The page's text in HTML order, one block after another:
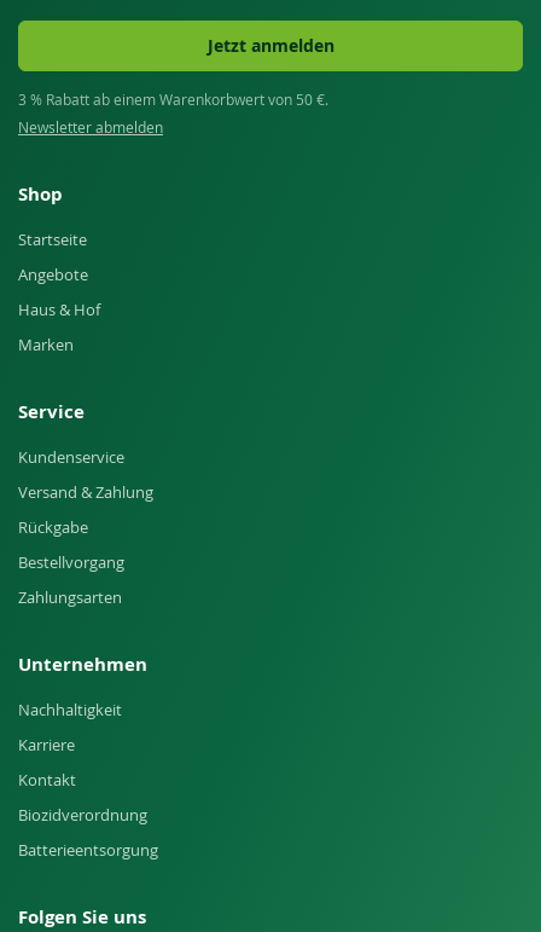
Jetzt anmelden
3 % Rabatt ab einem Warenkorbwert von 50 €.
Newsletter abmelden
Shop
Startseite
Angebote
Haus & Hof
Marken
Service
Kundenservice
Versand & Zahlung
Rückgabe
Bestellvorgang
Zahlungsarten
Unternehmen
Nachhaltigkeit
Karriere
Kontakt
Biozidverordnung
Batterieentsorgung
Folgen Sie uns